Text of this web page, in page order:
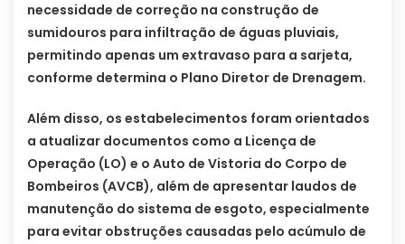
necessidade de correção na construção de
sumidouros para infiltração de águas pluviais,
permitindo apenas um extravaso para a sarjeta,
conforme determina o Plano Diretor de Drenagem.
Além disso, os estabelecimentos foram orientados
a atualizar documentos como a Licença de
Operação (LO) e o Auto de Vistoria do Corpo de
Bombeiros (AVCB), além de apresentar laudos de
manutenção do sistema de esgoto, especialmente
para evitar obstruções causadas pelo acúmulo de